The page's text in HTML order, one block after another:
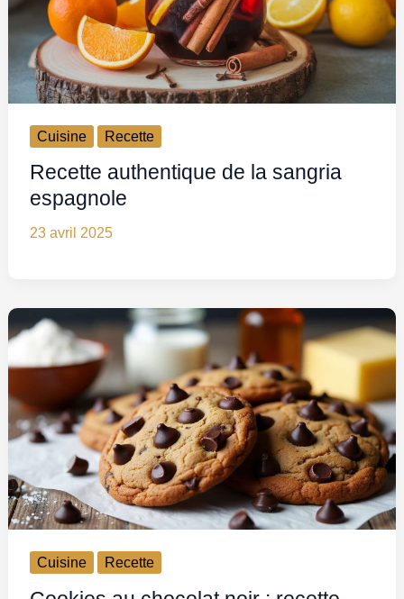
Cuisine Recette
Recette authentique de la sangria
espagnole
23 avril 2025
Cuisine Recette